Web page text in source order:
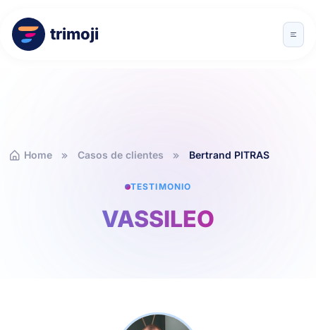
trimoji
Home Casos de clientes Bertrand PITRAS
TESTIMONIO
VASSILEO